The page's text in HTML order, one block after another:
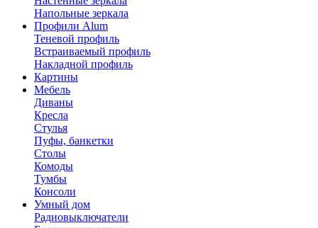
Напольные зеркала
Профили Alum
Теневой профиль
Встраиваемый профиль
Накладной профиль
Картины
Мебель
Диваны
Кресла
Стулья
Пуфы, банкетки
Столы
Комоды
Тумбы
Консоли
Умный дом
Радиовыключатели